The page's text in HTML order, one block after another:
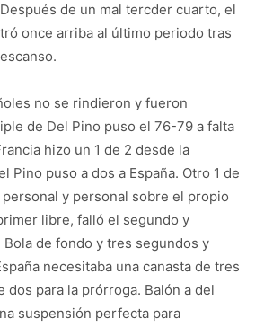
de un mal tercder cuarto, el
once arriba al último periodo tras
no se rindieron y fueron
de Del Pino puso el 76-79 a falta
hizo un 1 de 2 desde la
Pino puso a dos a España. Otro 1 de
y personal sobre el propio
libre, falló el segundo y
de fondo y tres segundos y
necesitaba una canasta de tres
dos para la prórroga. Balón a del
suspensión perfecta para